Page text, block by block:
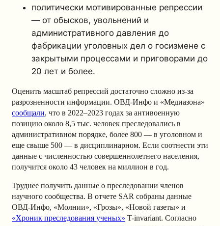
политически мотивированные репрессии
— от обысков, увольнений и
административного давления до
фабрикации уголовных дел о госизмене с
закрытыми процессами и приговорами до
20 лет и более.
Оценить масштаб репрессий достаточно сложно из-за
разрозненности информации. ОВД-Инфо и «Медиазона»
сообщали, что в 2022–2023 годах за антивоенную
позицию около 8,5 тыс. человек преследовались в
административном порядке, более 800 — в уголовном и
еще свыше 500 — в дисциплинарном. Если соотнести эти
данные с численностью совершеннолетнего населения,
получится около 43 человек на миллион в год.
Труднее получить данные о преследовании членов
научного сообщества. В отчете SAR собраны данные
ОВД-Инфо, «Молнии», «Грозы», «Новой газеты» и
«Хроник преследования ученых» T-invariant. Согласно